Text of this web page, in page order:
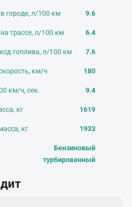
городе, л/100 км
трассе, л/100 км
топлива, л/100 км
км/ч
км/ч, сек.
кг
кг
9.6
6.4
7.6
180
9.4
1619
1933
Бензиновый
турбированный